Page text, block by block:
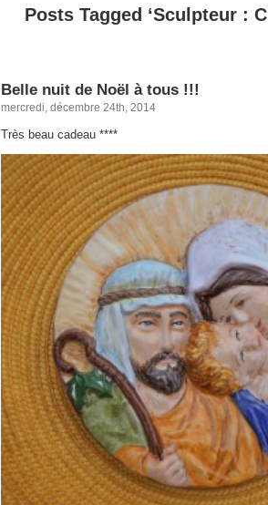
Posts Tagged ‘Sculpteur :
Belle nuit de Noël à tous !!!
mercredi, décembre 24th, 2014
Très beau cadeau ****